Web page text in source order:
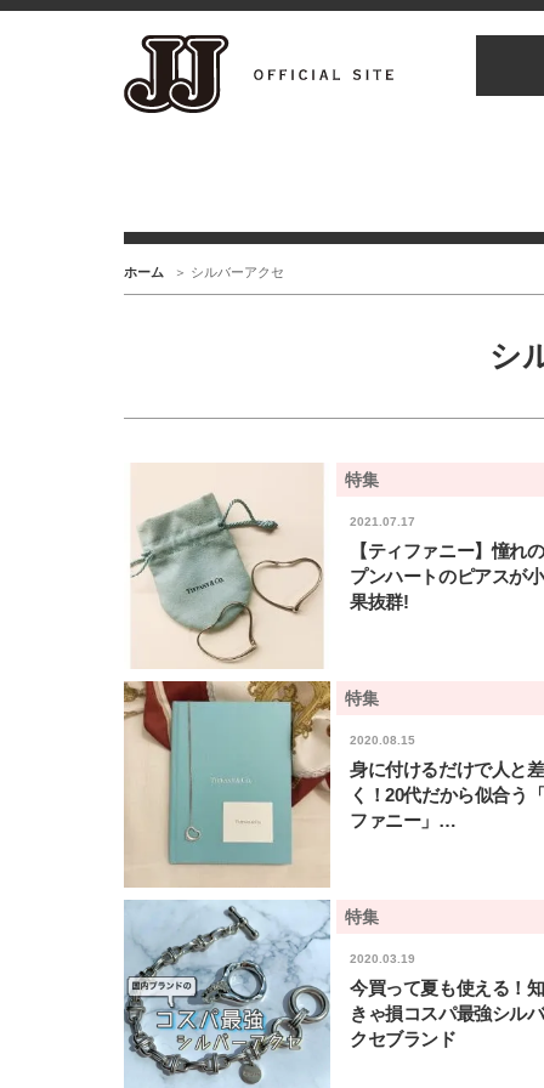
ホーム シルバーアクセ
シ
特集
2021.07.17
【ティファニー】憧れ
プンハートのピアスが
果抜群!
特集
2020.08.15
身に付けるだけで人と
く！20代だから似合う
ファニー」…
特集
2020.03.19
今買って夏も使える！
きゃ損コスパ最強シル
クセブランド